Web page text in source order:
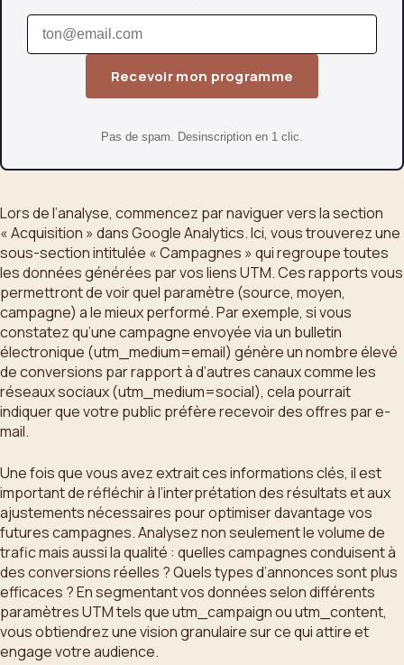
Recevoir mon programme
Pas de spam. Desinscription en 1 clic.
Lors de l’analyse, commencez par naviguer vers la section
« Acquisition » dans Google Analytics. Ici, vous trouverez une
sous-section intitulée « Campagnes » qui regroupe toutes
les données générées par vos liens UTM. Ces rapports vous
permettront de voir quel paramètre (source, moyen,
campagne) a le mieux performé. Par exemple, si vous
constatez qu’une campagne envoyée via un bulletin
électronique (utm_medium=email) génère un nombre élevé
de conversions par rapport à d’autres canaux comme les
réseaux sociaux (utm_medium=social), cela pourrait
indiquer que votre public préfère recevoir des offres par e-
mail.
Une fois que vous avez extrait ces informations clés, il est
important de réfléchir à l’interprétation des résultats et aux
ajustements nécessaires pour optimiser davantage vos
futures campagnes. Analysez non seulement le volume de
trafic mais aussi la qualité : quelles campagnes conduisent à
des conversions réelles ? Quels types d’annonces sont plus
efficaces ? En segmentant vos données selon différents
paramètres UTM tels que utm_campaign ou utm_content,
vous obtiendrez une vision granulaire sur ce qui attire et
engage votre audience.